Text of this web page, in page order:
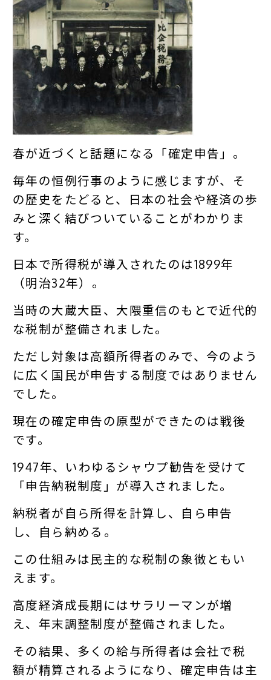
春が近づくと話題になる「確定申告」。
毎年の恒例行事のように感じますが、そ
の歴史をたどると、日本の社会や経済の歩
みと深く結びついていることがわかりま
す。
日本で所得税が導入されたのは1899年
（明治32年）。
当時の大蔵大臣、大隈重信のもとで近代的
な税制が整備されました。
ただし対象は高額所得者のみで、今のよう
に広く国民が申告する制度ではありません
でした。
現在の確定申告の原型ができたのは戦後
です。
1947年、いわゆるシャウプ勧告を受けて
「申告納税制度」が導入されました。
納税者が自ら所得を計算し、自ら申告
し、自ら納める――。
この仕組みは民主的な税制の象徴ともい
えます。
高度経済成長期にはサラリーマンが増
え、年末調整制度が整備されました。
その結果、多くの給与所得者は会社で税
額が精算されるようになり、確定申告は主